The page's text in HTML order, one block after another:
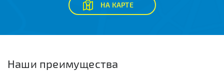
НА КАРТЕ
Наши преимущества